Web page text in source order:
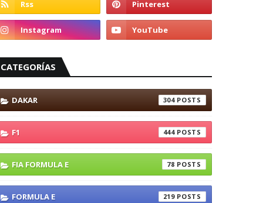
CATEGORÍAS
DAKAR 304
F1 444
FIA FORMULA E 78
FORMULA E 219